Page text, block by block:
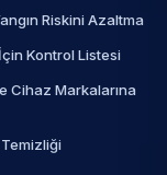
Riskini Azaltma
İçin Kontrol Listesi
Cihaz Markalarına
Temizliği